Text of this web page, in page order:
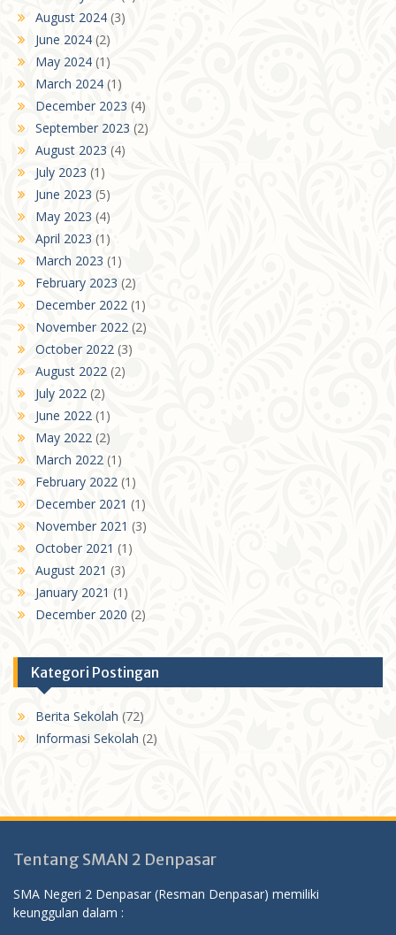
August 2024 (3)
June 2024 (2)
May 2024 (1)
March 2024 (1)
December 2023 (4)
September 2023 (2)
August 2023 (4)
July 2023 (1)
June 2023 (5)
May 2023 (4)
April 2023 (1)
March 2023 (1)
February 2023 (2)
December 2022 (1)
November 2022 (2)
October 2022 (3)
August 2022 (2)
July 2022 (2)
June 2022 (1)
May 2022 (2)
March 2022 (1)
February 2022 (1)
December 2021 (1)
November 2021 (3)
October 2021 (1)
August 2021 (3)
January 2021 (1)
December 2020 (2)
Kategori Postingan
Berita Sekolah (72)
Informasi Sekolah (2)
Tentang SMAN 2 Denpasar
SMA Negeri 2 Denpasar (Resman Denpasar) memiliki
keunggulan dalam :